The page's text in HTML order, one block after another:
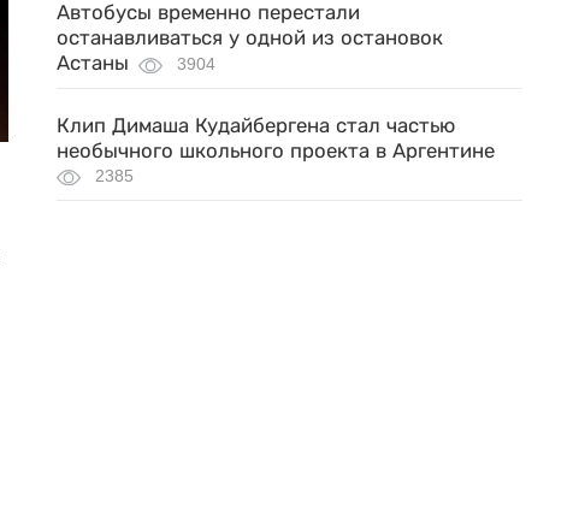
Автобусы временно перестали
останавливаться у одной из остановок
Астаны
3904
Клип Димаша Кудайбергена стал частью
необычного школьного проекта в Аргентине
2385